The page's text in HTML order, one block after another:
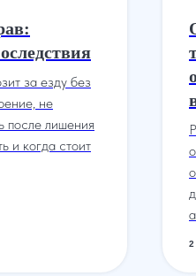
за езду без
не
после лишения
и когда стоит